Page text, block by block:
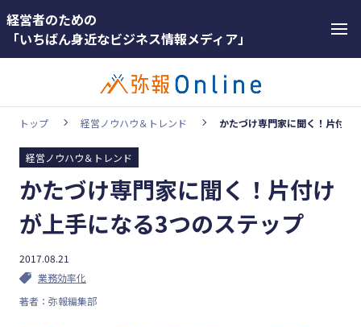
経営者のための
「いちばん身近なビジネス情報メディア」
カテゴリー
顧客獲得・売上アップ
人材（採用・育成・定着）
事業成長・経営力アップ
経営ノウハウ＆トレンド
ホットワー
#インボ
イス
#インボ
イス制度
トップ 経営ノウハウ＆トレンド かたづけ専門家に聞く！片付け
経営ノウハウ＆トレンド
かたづけ専門家に聞く！片付け
が上手になる3つのステップ
2017.08.21
業務効率化
著者：弥報編集部